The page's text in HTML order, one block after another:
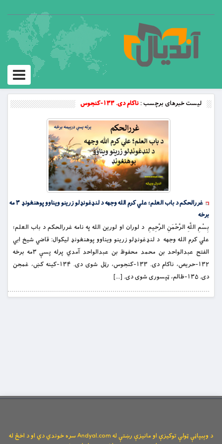
Toggle
لیست خبرهای برچسب :ناکام دی. ۱۳۳-کنجوس
غررالحکم د باب العلم؛ علي کرم الله وجهه د لنډغونډلو زرینو ویناوو پوهنغونډ ۳ مه
برخه
بِسْمِ اللَّهِ الرَّحْمَنِ الرَّحِيمِ د لوران او لورین الله په نامه غررالحکم د باب العلم؛
علي کرم الله وجهه د لنډغونډلو زرینو ویناوو پوهنغونډ لیکوال: قاضي شیخ ابي
الفتح عبدالواحد بن محمد محفوظ بن عبدالواحد آمدي پرله پسې ۳مه برخه
۱۳۲-حریص، ناکام دی. ۱۳۳-کنجوس، رټل شوی دی. ۱۳۴-کینه کښ، غمجن
دی. ۱۳۵-ظالم، ټپسوری شوی دی. […]
د وېبپاڼې ټولې توکیزې او مانیزې رښتې له Andyal.com سره خوندي دي او د اخځ له